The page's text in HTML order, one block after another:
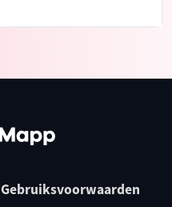
Gebruiksvoorwaarden